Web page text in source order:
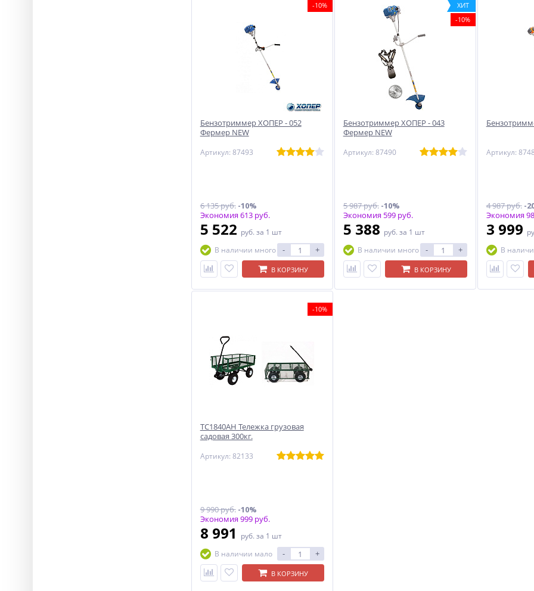
-10%
Бензотриммер ХОПЕР - 052
Фермер NEW
Артикул: 87493
6 135 руб.-10%
Экономия 613 руб.
5 522 руб. за 1 шт
В наличии много
- +
В КОРЗИНУ
ХИТ
-10%
Бензотриммер ХОПЕР - 043
Фермер NEW
Артикул: 87490
5 987 руб.-10%
Экономия 599 руб.
5 388 руб. за 1 шт
В наличии много
- +
В КОРЗИНУ
Артикул:
4 987 руб.-
Экономия
3 999
В
-10%
ТС1840АН Тележка грузовая
садовая 300кг.
Артикул: 82133
9 990 руб.-10%
Экономия 999 руб.
8 991 руб. за 1 шт
В наличии мало
- +
В КОРЗИНУ